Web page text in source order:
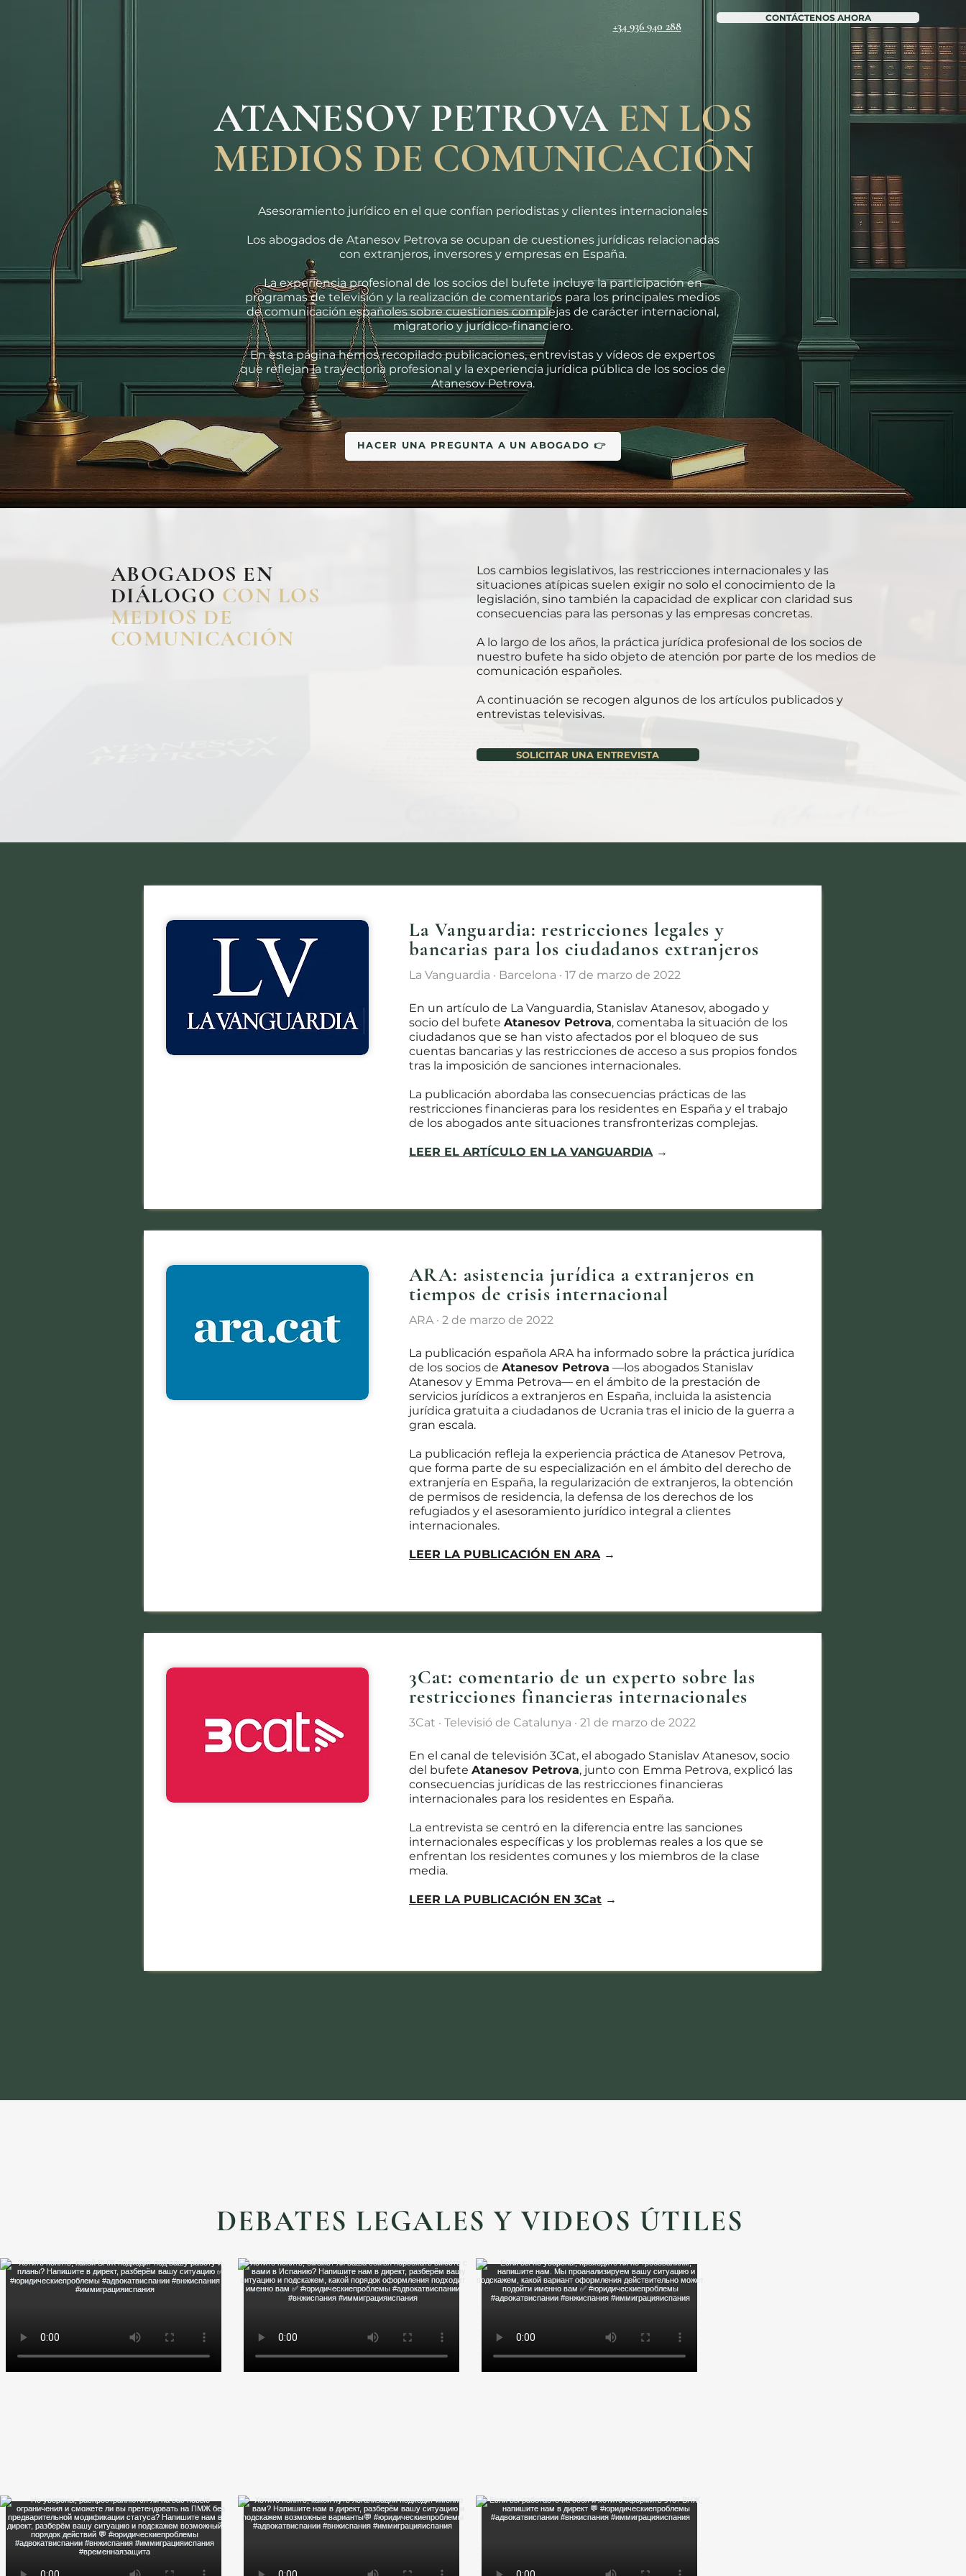
+34 936 940 288
CONTÁCTENOS AHORA
ATANESOV PETROVA EN LOS
MEDIOS DE COMUNICACIÓN
Asesoramiento jurídico en el que confían periodistas y clientes internacionales
Los abogados de Atanesov Petrova se ocupan de cuestiones jurídicas relacionadas
con extranjeros, inversores y empresas en España.
La experiencia profesional de los socios del bufete incluye la participación en
programas de televisión y la realización de comentarios para los principales medios
de comunicación españoles sobre cuestiones complejas de carácter internacional,
migratorio y jurídico-financiero.
En esta página hemos recopilado publicaciones, entrevistas y vídeos de expertos
que reflejan la trayectoria profesional y la experiencia jurídica pública de los socios de
Atanesov Petrova.
HACER UNA PREGUNTA A UN ABOGADO 👉
ABOGADOS EN
DIÁLOGO CON LOS
MEDIOS DE
COMUNICACIÓN
Los cambios legislativos, las restricciones internacionales y las
situaciones atípicas suelen exigir no solo el conocimiento de la
legislación, sino también la capacidad de explicar con claridad sus
consecuencias para las personas y las empresas concretas.
A lo largo de los años, la práctica jurídica profesional de los socios de
nuestro bufete ha sido objeto de atención por parte de los medios de
comunicación españoles.
A continuación se recogen algunos de los artículos publicados y
entrevistas televisivas.
SOLICITAR UNA ENTREVISTA
La Vanguardia: restricciones legales y
bancarias para los ciudadanos extranjeros
La Vanguardia · Barcelona · 17 de marzo de 2022
En un artículo de La Vanguardia, Stanislav Atanesov, abogado y
socio del bufete Atanesov Petrova, comentaba la situación de los
ciudadanos que se han visto afectados por el bloqueo de sus
cuentas bancarias y las restricciones de acceso a sus propios fondos
tras la imposición de sanciones internacionales.
La publicación abordaba las consecuencias prácticas de las
restricciones financieras para los residentes en España y el trabajo
de los abogados ante situaciones transfronterizas complejas.
LEER EL ARTÍCULO EN LA VANGUARDIA→
ARA: asistencia jurídica a extranjeros en
tiempos de crisis internacional
ARA · 2 de marzo de 2022
La publicación española ARA ha informado sobre la práctica jurídica
de los socios de Atanesov Petrova —los abogados Stanislav
Atanesov y Emma Petrova— en el ámbito de la prestación de
servicios jurídicos a extranjeros en España, incluida la asistencia
jurídica gratuita a ciudadanos de Ucrania tras el inicio de la guerra a
gran escala.
La publicación refleja la experiencia práctica de Atanesov Petrova,
que forma parte de su especialización en el ámbito del derecho de
extranjería en España, la regularización de extranjeros, la obtención
de permisos de residencia, la defensa de los derechos de los
refugiados y el asesoramiento jurídico integral a clientes
internacionales.
LEER LA PUBLICACIÓN EN ARA→
3Cat: comentario de un experto sobre las
restricciones financieras internacionales
3Cat · Televisió de Catalunya · 21 de marzo de 2022
En el canal de televisión 3Cat, el abogado Stanislav Atanesov, socio
del bufete Atanesov Petrova, junto con Emma Petrova, explicó las
consecuencias jurídicas de las restricciones financieras
internacionales para los residentes en España.
La entrevista se centró en la diferencia entre las sanciones
internacionales específicas y los problemas reales a los que se
enfrentan los residentes comunes y los miembros de la clase
media.
LEER LA PUBLICACIÓN EN 3Cat →
DEBATES LEGALES Y VIDEOS ÚTILES